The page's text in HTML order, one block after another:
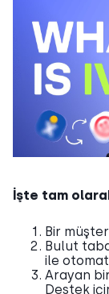
İşte tam olarak
Bir
Bulut
ile
Arayan bir
Destek